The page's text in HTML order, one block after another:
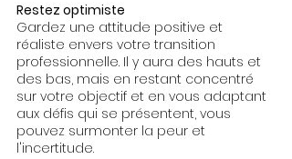
Restez optimiste
Gardez une attitude positive et
réaliste envers votre transition
professionnelle. Il y aura des hauts et
des bas, mais en restant concentré
sur votre objectif et en vous adaptant
aux défis qui se présentent, vous
pouvez surmonter la peur et
l'incertitude.